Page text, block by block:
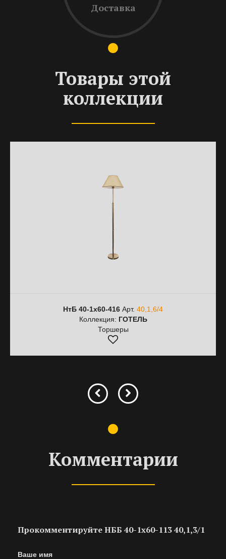
Доставка
Товары этой
коллекции
НтБ 40-1х60-416 Арт. 40,1,6/4
Коллекция: ГОТЕЛЬ
Торшеры
Комментарии
Прокомментируйте НББ 40-1х60-113 40,1,3/1
Ваше имя